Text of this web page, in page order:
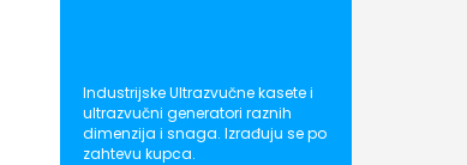
Industrijske Ultrazvučne kasete i
ultrazvučni generatori raznih
dimenzija i snaga. Izrađuju se po
zahtevu kupca.